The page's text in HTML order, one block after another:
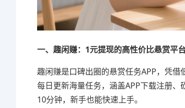
一、趣闲赚：1元提现的高性价比悬赏平
趣闲赚是口碑出圈的悬赏任务APP，凭
每日更新海量任务，涵盖APP下载注册
10分钟，新手也能快速上手。